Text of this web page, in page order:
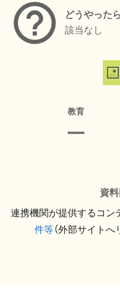
どうやった
該当なし
教育
資
連携機関が提供するコン
件等（外部サイトへ